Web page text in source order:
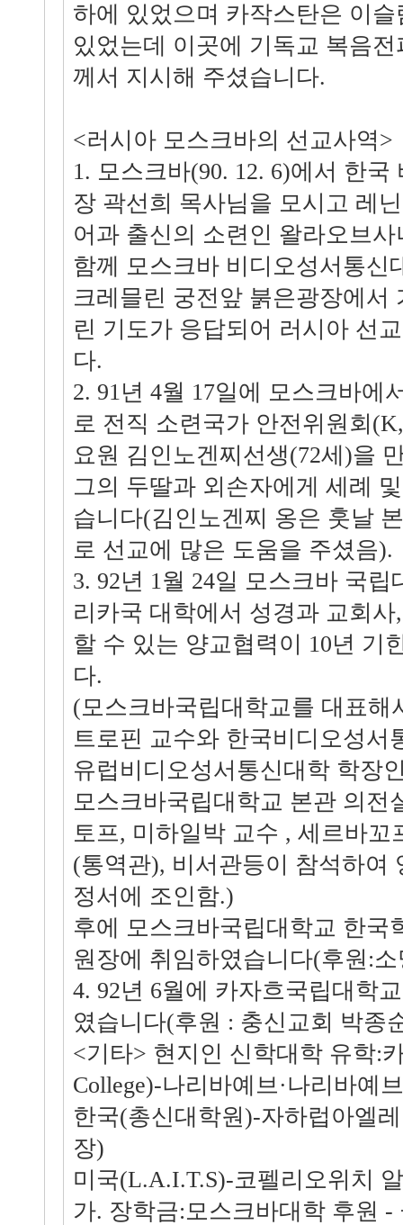
하에 있었으며 카작스탄은 이
있었는데 이곳에 기독교 복음
께서 지시해 주셨습니다.
<러시아 모스크바의 선교사역>
1. 모스크바(90. 12. 6)에서 한
장 곽선희 목사님을 모시고 레
어과 출신의 소련인 왈라오브
함께 모스크바 비디오성서통신
크레믈린 궁전앞 붉은광장에서
린 기도가 응답되어 러시아 선
다.
2. 91년 4월 17일에 모스크바에
로 전직 소련국가 안전위원회
요원 김인노겐찌선생(72세)을
그의 두딸과 외손자에게 세례
습니다(김인노겐찌 옹은 훗날
로 선교에 많은 도움을 주셨음).
3. 92년 1월 24일 모스크바 국
리카국 대학에서 성경과 교회
할 수 있는 양교협력이 10년 기
다.
(모스크바국립대학교를 대표해
트로핀 교수와 한국비디오성서
유럽비디오성서통신대학 학장
모스크바국립대학교 본관 의전
토프, 미하일박 교수 , 세르바꼬
(통역관), 비서관등이 참석하여
정서에 조인함.)
후에 모스크바국립대학교 한국
원장에 취임하였습니다(후원:
4. 92년 6월에 카자흐국립대학
였습니다(후원 : 충신교회 박종
<기타> 현지인 신학대학 유학:
College)-나리바예브·나리바예
한국(총신대학원)-자하럽아엘
장)
미국(L.A.I.T.S)-코펠리오위치
가. 장학금:모스크바대학 후원 -